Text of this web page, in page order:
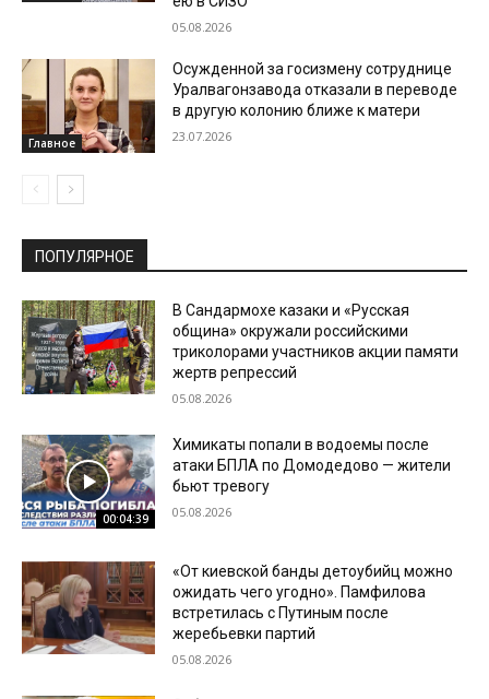
05.08.2026
Главное
Осужденной за госизмену сотруднице
Уралвагонзавода отказали в переводе
в другую колонию ближе к матери
23.07.2026
ПОПУЛЯРНОЕ
В Сандармохе казаки и «Русская
община» окружали российскими
триколорами участников акции памяти
жертв репрессий
05.08.2026
00:04:39
Химикаты попали в водоемы после
атаки БПЛА по Домодедово — жители
бьют тревогу
05.08.2026
«От киевской банды детоубийц можно
ожидать чего угодно». Памфилова
встретилась с Путиным после
жеребьевки партий
05.08.2026